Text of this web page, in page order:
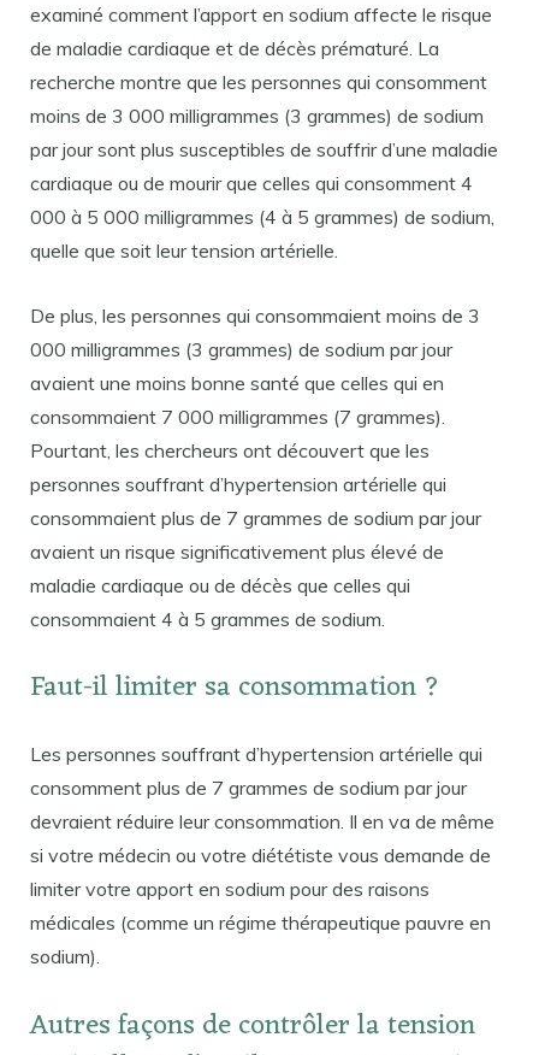
examiné comment l’apport en sodium affecte le risque
de maladie cardiaque et de décès prématuré. La
recherche montre que les personnes qui consomment
moins de 3 000 milligrammes (3 grammes) de sodium
par jour sont plus susceptibles de souffrir d’une maladie
cardiaque ou de mourir que celles qui consomment 4
000 à 5 000 milligrammes (4 à 5 grammes) de sodium,
quelle que soit leur tension artérielle.
De plus, les personnes qui consommaient moins de 3
000 milligrammes (3 grammes) de sodium par jour
avaient une moins bonne santé que celles qui en
consommaient 7 000 milligrammes (7 grammes).
Pourtant, les chercheurs ont découvert que les
personnes souffrant d’hypertension artérielle qui
consommaient plus de 7 grammes de sodium par jour
avaient un risque significativement plus élevé de
maladie cardiaque ou de décès que celles qui
consommaient 4 à 5 grammes de sodium.
Faut-il limiter sa consommation ?
Les personnes souffrant d’hypertension artérielle qui
consomment plus de 7 grammes de sodium par jour
devraient réduire leur consommation. Il en va de même
si votre médecin ou votre diététiste vous demande de
limiter votre apport en sodium pour des raisons
médicales (comme un régime thérapeutique pauvre en
sodium).
Autres façons de contrôler la tension